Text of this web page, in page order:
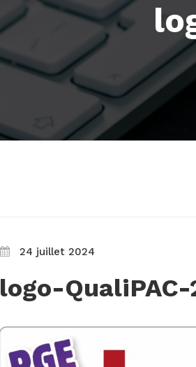
24 juillet 2024
logo-QualiPAC-